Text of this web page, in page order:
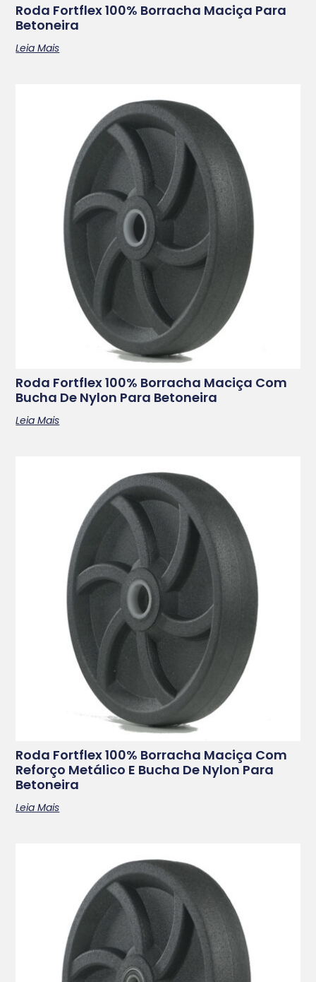
Roda Fortflex 100% Borracha Maciça Para
Betoneira
Leia Mais
Roda Fortflex 100% Borracha Maciça Com
Bucha De Nylon Para Betoneira
Leia Mais
Roda Fortflex 100% Borracha Maciça Com
Reforço Metálico E Bucha De Nylon Para
Betoneira
Leia Mais